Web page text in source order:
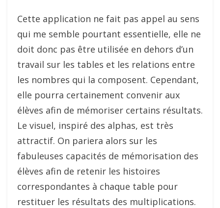
Cette application ne fait pas appel au sens
qui me semble pourtant essentielle, elle ne
doit donc pas être utilisée en dehors d’un
travail sur les tables et les relations entre
les nombres qui la composent. Cependant,
elle pourra certainement convenir aux
élèves afin de mémoriser certains résultats.
Le visuel, inspiré des alphas, est très
attractif. On pariera alors sur les
fabuleuses capacités de mémorisation des
élèves afin de retenir les histoires
correspondantes à chaque table pour
restituer les résultats des multiplications.